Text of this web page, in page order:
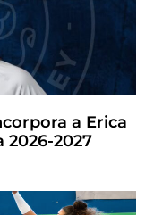
a Erica
2027